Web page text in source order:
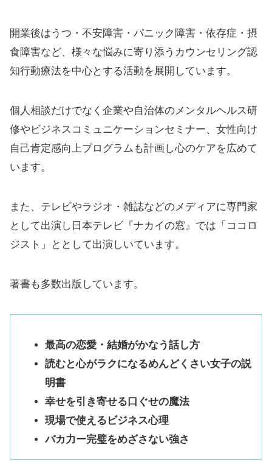
開業後はうつ・不安障害・パニック障害・依存症・摂
食障害など、様々な悩みに寄り添うカウンセリング認
知行動療法を中心とする活動を展開しています。
個人相談だけでなく企業や自治体のメンタルヘルス研
修やビジネスコミュニケーションセミナー、女性向け
自己肯定感向上プログラムも計画し心のケアを広めて
います。
また、テレビやラジオ・雑誌などのメディアに専門家
として出演し日本テレビ『ナカイの窓』では「ココロ
ジスト」ととして出演しいています。
著書も多数出版しています。
最高の恋愛・結婚がかなう話し方
読むと心がラクになるめんどくさい女子の説
明書
幸せを引き寄せる口ぐせの魔法
現場で使えるビジネス心理
バカ力ー完璧をめざさない強さ